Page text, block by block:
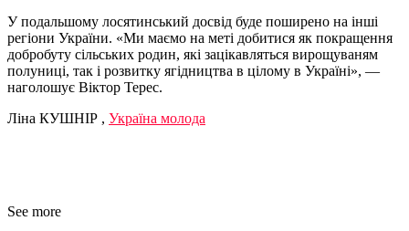
У подальшому лосятинський досвід буде поширено на інші
регіони України. «Ми маємо на меті добитися як покращення
добробуту сільських родин, які зацікавляться вирощуваням
полуниці, так і розвитку ягідництва в цілому в Україні», —
наголошує Віктор Терес.
Ліна КУШНІР , Україна молода
See more